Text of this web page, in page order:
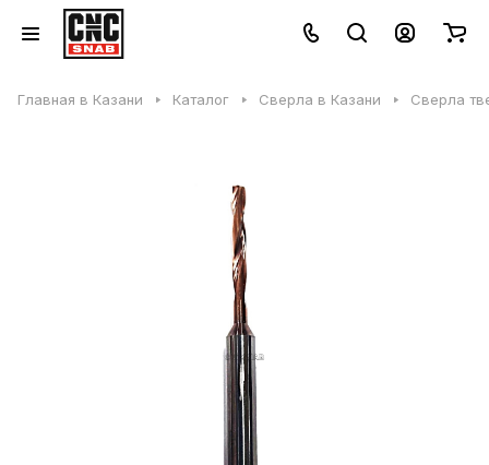
Главная в Казани Каталог Сверла в Казани Сверла